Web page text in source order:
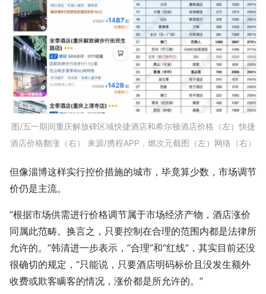
图/五一期间重庆解放碑区域快捷酒店和希尔顿酒店价格（左）快捷
酒店价格翻涨（右） 来源/携程APP，燃次元截图（左）网络（右）
但像淄博这样实行控价措施的城市，毕竟算少数，市场调节
价仍是主流。
“根据市场供需进行价格调节属于市场经济产物，酒店涨价
同属此范畴。换言之，只要控制在合理的范围内都是法律所
允许的。”韩清进一步表示，“合理”和“红线”，其实目前还没
很确切的规定，“只能说，只要酒店明码标价且没发生额外
收费或欺客瞒客的情况，涨价都是所允许的。”